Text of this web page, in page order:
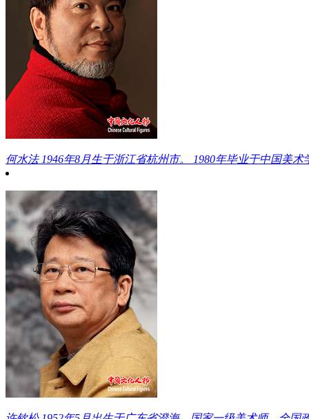
何水法 1946年8月生于浙江省杭州市。 1980年毕业于中国美术